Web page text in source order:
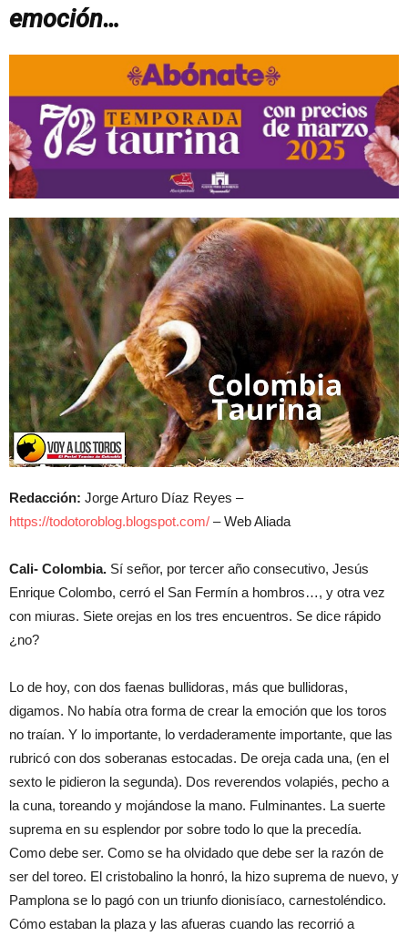
emoción…
Redacción: Jorge Arturo Díaz Reyes –
https://todotoroblog.blogspot.com/ – Web Aliada
Cali- Colombia. Sí señor, por tercer año consecutivo, Jesús
Enrique Colombo, cerró el San Fermín a hombros…, y otra vez
con miuras. Siete orejas en los tres encuentros. Se dice rápido
¿no?
Lo de hoy, con dos faenas bullidoras, más que bullidoras,
digamos. No había otra forma de crear la emoción que los toros
no traían. Y lo importante, lo verdaderamente importante, que las
rubricó con dos soberanas estocadas. De oreja cada una, (en el
sexto le pidieron la segunda). Dos reverendos volapiés, pecho a
la cuna, toreando y mojándose la mano. Fulminantes. La suerte
suprema en su esplendor por sobre todo lo que la precedía.
Como debe ser. Como se ha olvidado que debe ser la razón de
ser del toreo. El cristobalino la honró, la hizo suprema de nuevo, y
Pamplona se lo pagó con un triunfo dionisíaco, carnestoléndico.
Cómo estaban la plaza y las afueras cuando las recorrió a